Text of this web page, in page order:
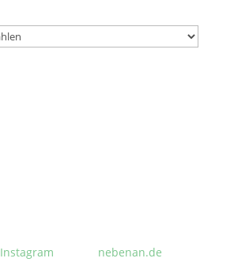
Instagram
nebenan.de